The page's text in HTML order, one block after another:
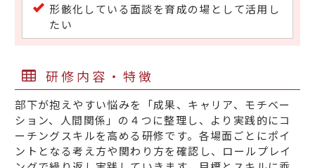
形骸化している面談を育成の場として活用し
たい
研修内容・特徴
部下が抱えやすい悩みを「成果、キャリア、モチベー
ション、人間関係」の４つに整理し、より実践的にコ
ーチングスキルを高める研修です。各場面ごとにポイ
ントとなる考え方や関わり方を確認し、ロールプレイ